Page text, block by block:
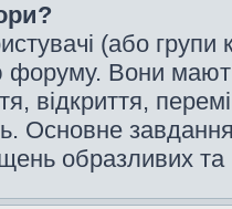
(або
форуму. Вони
відкриття,
Основне
образливих